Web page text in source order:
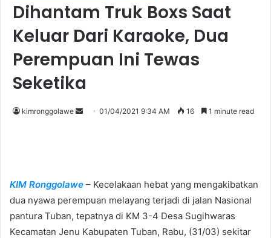
Dihantam Truk Boxs Saat
Keluar Dari Karaoke, Dua
Perempuan Ini Tewas
Seketika
kimronggolawe
n
e
m
a
01/04/2021 9:34 AM 16 1 minute read
KIM Ronggolawe – Kecelakaan hebat yang mengakibatkan
dua nyawa perempuan melayang terjadi di jalan Nasional
pantura Tuban, tepatnya di KM 3-4 Desa Sugihwaras
Kecamatan Jenu Kabupaten Tuban, Rabu, (31/03) sekitar